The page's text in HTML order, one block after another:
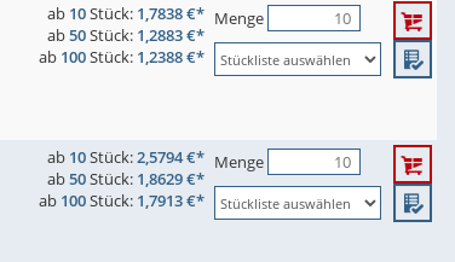
ab 10Stück: 1,7838 €*
ab50Stück: 1,2883 €*
ab 100Stück: 1,2388 €*
Menge
ab 10Stück:2,5794 €*
ab50Stück: 1,8629 €*
ab 100Stück: 1,7913 €*
Menge